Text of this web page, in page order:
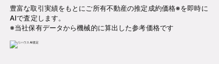
豊富な取引実績をもとにご所有不動産の推定成約価格※を即時に
AIで査定します。
※当社保有データから機械的に算出した参考価格です